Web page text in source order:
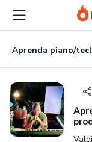
para
conteúdo
principal
para
pagamento
para
rodapé